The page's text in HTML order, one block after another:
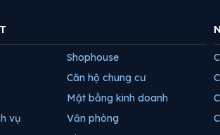
vụ
Shophouse
Căn hộ chung cư
Mặt bằng kinh doanh
Văn phòng